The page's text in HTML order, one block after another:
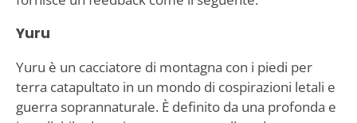
Yuru
Yuru è un cacciatore di montagna con i piedi per
terra catapultato in un mondo di cospirazioni letali e
guerra soprannaturale. È definito da una profonda e